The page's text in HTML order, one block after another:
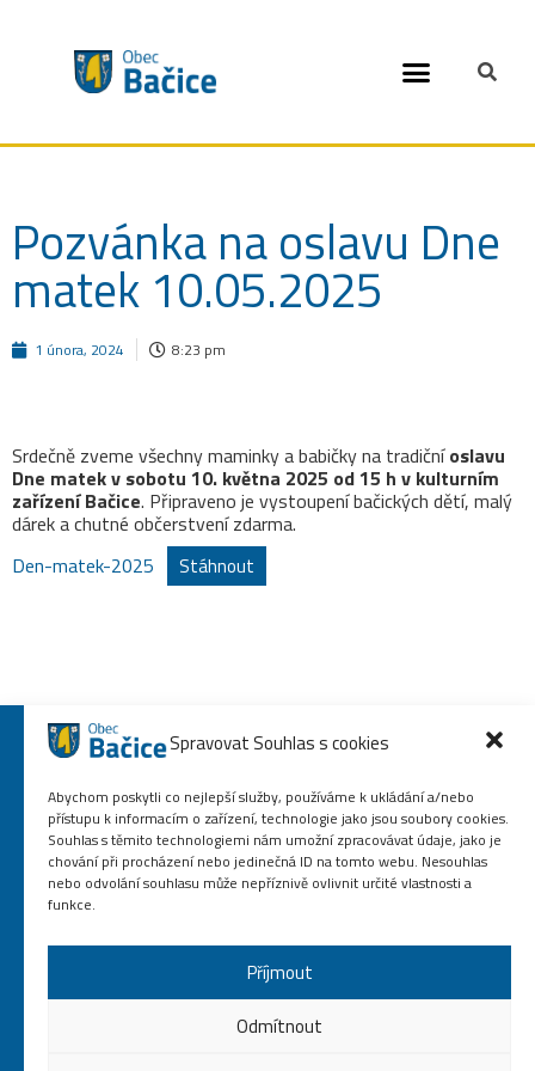
Spravovat Souhlas s cookies
Abychom poskytli co nejlepší služby, používáme k ukládání a/nebo
přístupu k informacím o zařízení, technologie jako jsou soubory cookies.
Souhlas s těmito technologiemi nám umožní zpracovávat údaje, jako je
chování při procházení nebo jedinečná ID na tomto webu. Nesouhlas
nebo odvolání souhlasu může nepříznivě ovlivnit určité vlastnosti a
funkce.
Příjmout
Odmítnout
Pozvánka na oslavu Dne
matek 10.05.2025
1 února, 2024 8:23 pm
Srdečně zveme všechny maminky a babičky na tradičníoslavu
Dne matek v sobotu 10. května 2025 od 15 h v kulturním
zařízení Bačice. Připraveno je vystoupení bačických dětí, malý
dárek a chutné občerstvení zdarma.
Den-matek-2025
Stáhnout
568 864 587
obec.bacice@volny.cz